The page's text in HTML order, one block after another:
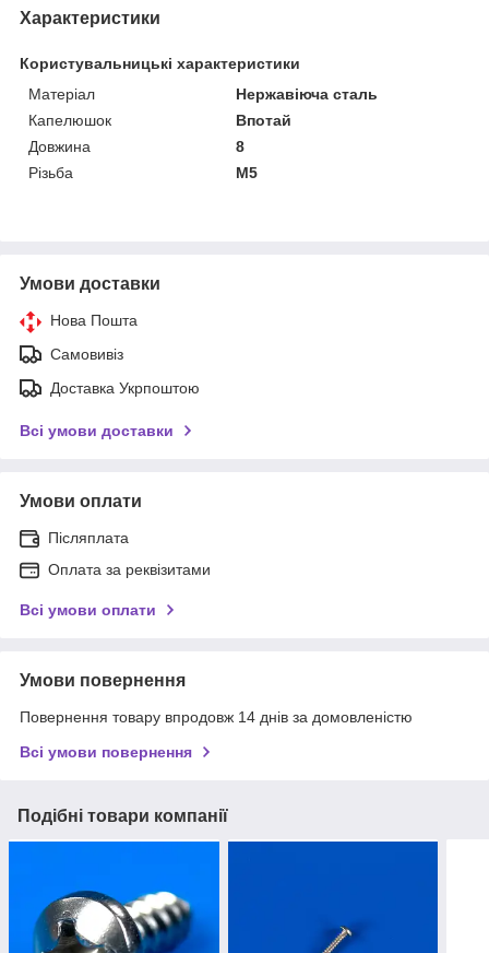
Характеристики
Користувальницькі характеристики
Матеріал
Нержавіюча сталь
Капелюшок
Впотай
Довжина
8
Різьба
М5
Умови доставки
Нова Пошта
Самовивіз
Доставка Укрпоштою
Всі умови доставки
Умови оплати
Післяплата
Оплата за реквізитами
Всі умови оплати
Умови повернення
Повернення товару впродовж 14 днів за домовленістю
Всі умови повернення
Подібні товари компанії